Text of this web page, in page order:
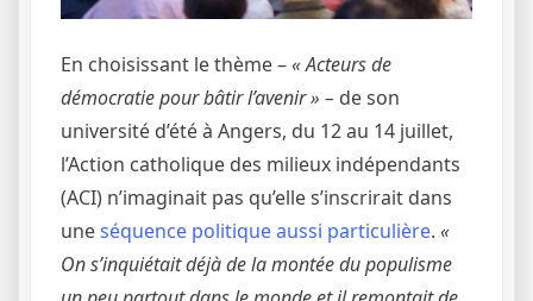
En choisissant le thème –« Acteurs de
démocratie pour bâtir l’avenir » – de son
université d’été à Angers, du 12 au 14 juillet,
l’Action catholique des milieux indépendants
(ACI) n’imaginait pas qu’elle s’inscrirait dans
uneséquence politique aussi particulière. «
On s’inquiétait déjà de la montée du populisme